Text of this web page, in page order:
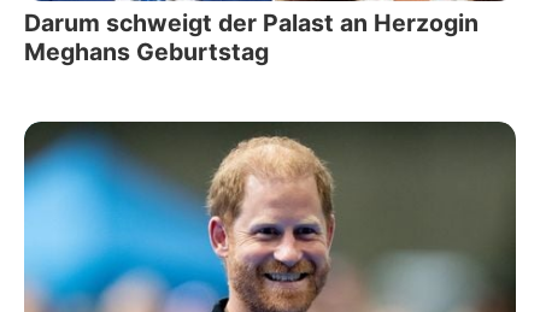
Darum schweigt der Palast an Herzogin
Meghans Geburtstag